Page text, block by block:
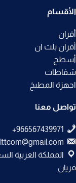
الأقسام
أفران
أفران بلت ان
أسطح
شفاطات
اجهزة المطبخ
تواصل معنا
المملكة العربية
فريان